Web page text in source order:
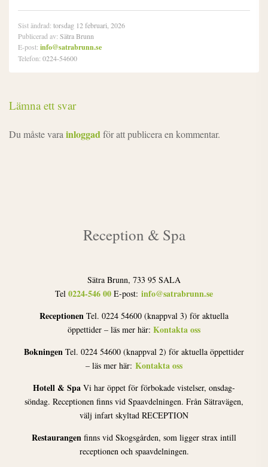
Sist ändrad: torsdag 12 februari, 2026
Publicerad av: Sätra Brunn
E-post: info@satrabrunn.se
Telefon: 0224-54600
Lämna ett svar
Du måste vara inloggadför att publicera en kommentar.
Reception & Spa
Sätra Brunn, 733 95 SALA
Tel 0224-546 00 E-post: info@satrabrunn.se
Receptionen Tel. 0224 54600 (knappval 3) för aktuella
öppettider – läs mer här: Kontakta oss
Bokningen Tel. 0224 54600 (knappval 2) för aktuella öppettider
– läs mer här: Kontakta oss
Hotell & Spa Vi har öppet för förbokade vistelser, onsdag-
söndag. Receptionen finns vid Spaavdelningen. Från Sätravägen,
välj infart skyltad RECEPTION
Restaurangen finns vid Skogsgården, som ligger strax intill
receptionen och spaavdelningen.